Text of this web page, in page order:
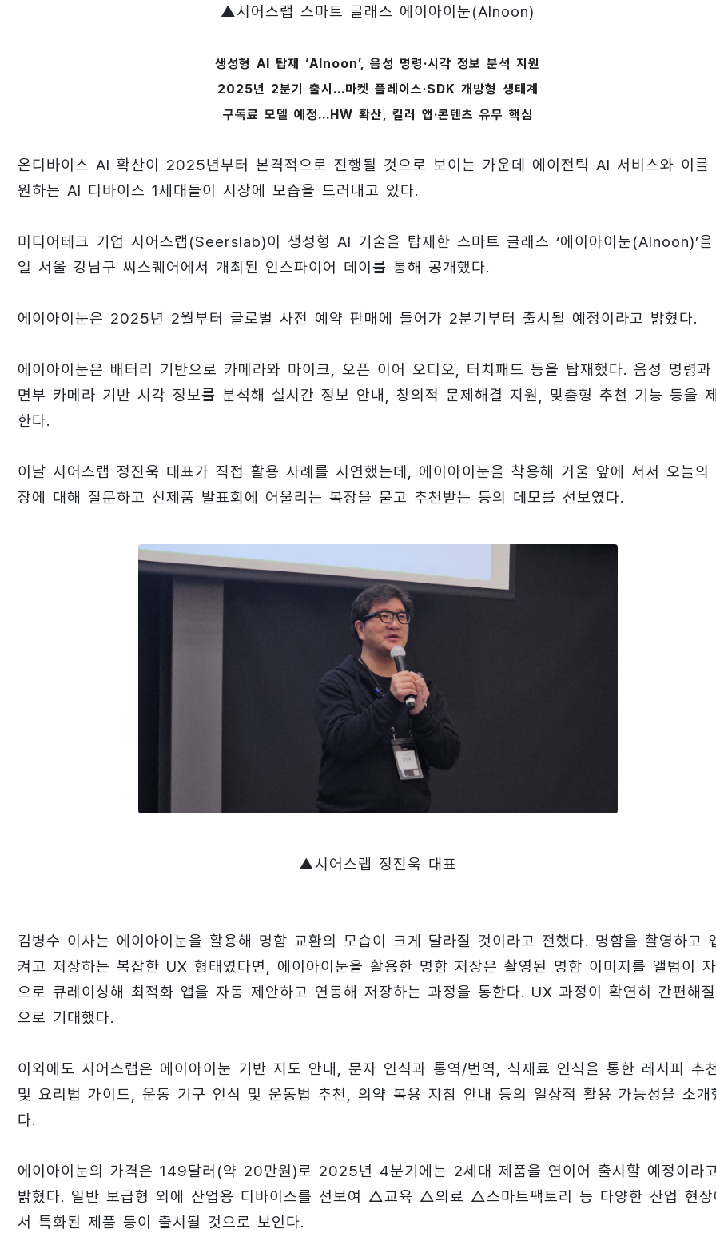
▲시어스랩 스마트 글래스 에이아이눈(AInoon)
생성형 AI 탑재 ‘AInoon’, 음성 명령·시각 정보 분석 지원
2025년 2분기 출시...마켓 플레이스·SDK 개방형 생태계
구독료 모델 예정...HW 확산, 킬러 앱·콘텐츠 유무 핵심
온디바이스 AI 확산이 2025년부터 본격적으로 진행될 것으로 보이는 가운데 에이전틱 AI 서비스와 이를
원하는 AI 디바이스 1세대들이 시장에 모습을 드러내고 있다.
미디어테크 기업 시어스랩(Seerslab)이 생성형 AI 기술을 탑재한 스마트 글래스 ‘에이아이눈(AInoon)’
일 서울 강남구 씨스퀘어에서 개최된 인스파이어 데이를 통해 공개했다.
에이아이눈은 2025년 2월부터 글로벌 사전 예약 판매에 들어가 2분기부터 출시될 예정이라고 밝혔다.
에이아이눈은 배터리 기반으로 카메라와 마이크, 오픈 이어 오디오, 터치패드 등을 탑재했다. 음성 명령과
면부 카메라 기반 시각 정보를 분석해 실시간 정보 안내, 창의적 문제해결 지원, 맞춤형 추천 기능 등을
한다.
이날 시어스랩 정진욱 대표가 직접 활용 사례를 시연했는데, 에이아이눈을 착용해 거울 앞에 서서 오늘의
장에 대해 질문하고 신제품 발표회에 어울리는 복장을 묻고 추천받는 등의 데모를 선보였다.
▲시어스랩 정진욱 대표
김병수 이사는 에이아이눈을 활용해 명함 교환의 모습이 크게 달라질 것이라고 전했다. 명함을 촬영하고
켜고 저장하는 복잡한 UX 형태였다면, 에이아이눈을 활용한 명함 저장은 촬영된 명함 이미지를 앨범이
으로 큐레이싱해 최적화 앱을 자동 제안하고 연동해 저장하는 과정을 통한다. UX 과정이 확연히 간편해
으로 기대했다.
이외에도 시어스랩은 에이아이눈 기반 지도 안내, 문자 인식과 통역/번역, 식재료 인식을 통한 레시피 추
및 요리법 가이드, 운동 기구 인식 및 운동법 추천, 의약 복용 지침 안내 등의 일상적 활용 가능성을 소개
다.
에이아이눈의 가격은 149달러(약 20만원)로 2025년 4분기에는 2세대 제품을 연이어 출시할 예정이라
밝혔다. 일반 보급형 외에 산업용 디바이스를 선보여 △교육 △의료 △스마트팩토리 등 다양한 산업 현장
서 특화된 제품 등이 출시될 것으로 보인다.